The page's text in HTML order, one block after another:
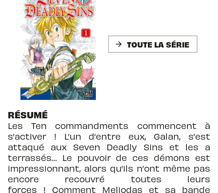
arrow_forward TOUTE LA SÉRIE
RÉSUMÉ
Les Ten commandments commencent à
s’activer ! L’un d’entre eux, Galan, s’est
attaqué aux Seven Deadly Sins et les a
terrassés… Le pouvoir de ces démons est
impressionnant, alors qu’ils n’ont même pas
encore recouvré toutes leurs
forces ! Comment Meliodas et sa bande